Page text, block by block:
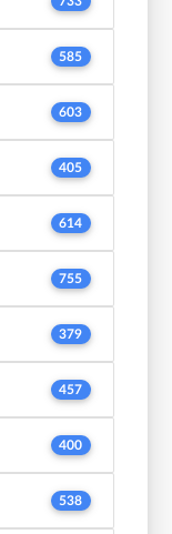
585
603
405
614
755
379
457
400
538